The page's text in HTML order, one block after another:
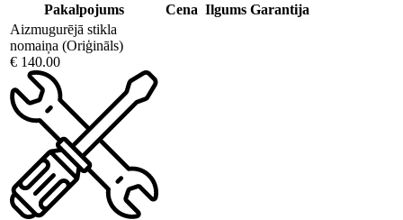
Pakalpojums Cena Ilgums Garantija
Aizmugurējā stikla
nomaiņa (Oriģināls)
€ 140.00